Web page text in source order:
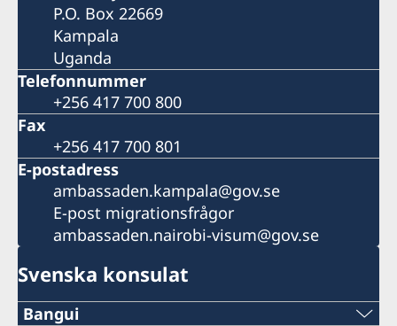
P.O. Box 22669
Kampala
Uganda
Telefonnummer
+256 417 700 800
Fax
+256 417 700 801
E-postadress
ambassaden.kampala@gov.se
E-post migrationsfrågor
ambassaden.nairobi-visum@gov.se
Svenska konsulat
Bangui